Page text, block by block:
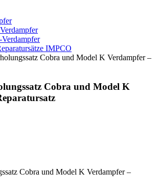
IMPCO
Cobra und Model K Verdampfer –
Cobra und Model K
Cobra und Model K Verdampfer –